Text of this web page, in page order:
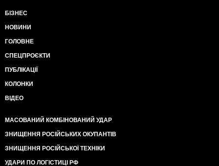
БІЗНЕС
НОВИНИ
ГОЛОВНЕ
СПЕЦПРОЄКТИ
ПУБЛІКАЦІЇ
КОЛОНКИ
ВІДЕО
МАСОВАНИЙ КОМБІНОВАНИЙ УДАР
ЗНИЩЕННЯ РОСІЙСЬКИХ ОКУПАНТІВ
ЗНИЩЕННЯ РОСІЙСЬКОЇ ТЕХНІКИ
УДАРИ ПО ЛОГІСТИЦІ РФ